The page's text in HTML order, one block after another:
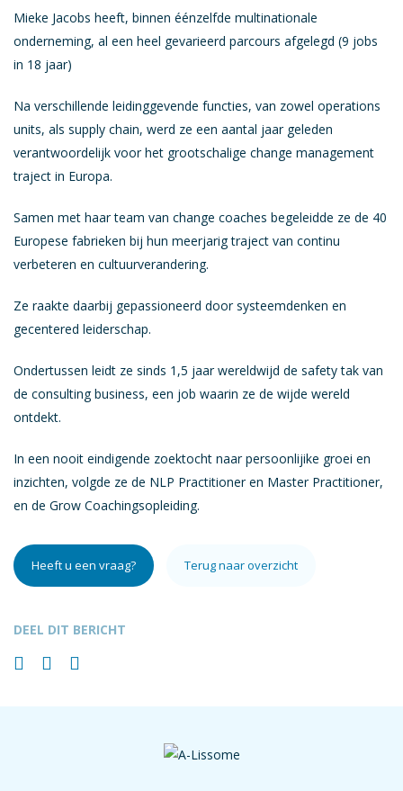
Mieke Jacobs heeft, binnen éénzelfde multinationale
onderneming, al een heel gevarieerd parcours afgelegd (9 jobs
in 18 jaar)
Na verschillende leidinggevende functies, van zowel operations
units, als supply chain, werd ze een aantal jaar geleden
verantwoordelijk voor het grootschalige change management
traject in Europa.
Samen met haar team van change coaches begeleidde ze de 40
Europese fabrieken bij hun meerjarig traject van continu
verbeteren en cultuurverandering.
Ze raakte daarbij gepassioneerd door systeemdenken en
gecentered leiderschap.
Ondertussen leidt ze sinds 1,5 jaar wereldwijd de safety tak van
de consulting business, een job waarin ze de wijde wereld
ontdekt.
In een nooit eindigende zoektocht naar persoonlijike groei en
inzichten, volgde ze de NLP Practitioner en Master Practitioner,
en de Grow Coachingsopleiding.
Heeft u een vraag? Terug naar overzicht
DEEL DIT BERICHT